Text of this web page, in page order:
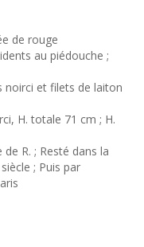
de rouge
au piédouche ;
noirci et filets de laiton
H. totale 71 cm ; H.
R. ; Resté dans la
; Puis par